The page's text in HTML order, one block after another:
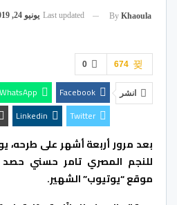
By Khaoula
Last updated يونيو 24, 2019
0 674
انشر Facebook
WhatsApp
Twitter
Linkedin
بعد مرور أربعة أشهر على طرحه،
للنجم المصري تامر حسني حصد
موقع “يوتيوب” الشهير.